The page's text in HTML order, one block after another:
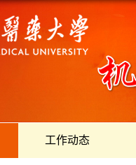
工作动态